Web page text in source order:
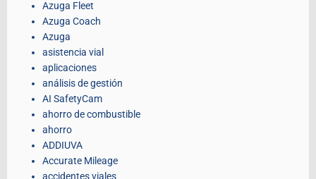
Azuga Fleet
Azuga Coach
Azuga
asistencia vial
aplicaciones
análisis de gestión
AI SafetyCam
ahorro de combustible
ahorro
ADDIUVA
Accurate Mileage
accidentes viales